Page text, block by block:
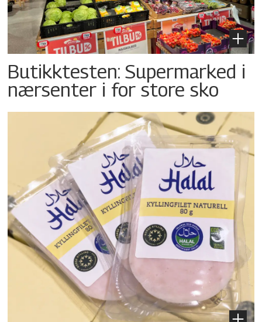
Butikktesten: Supermarked i
nærsenter i for store sko